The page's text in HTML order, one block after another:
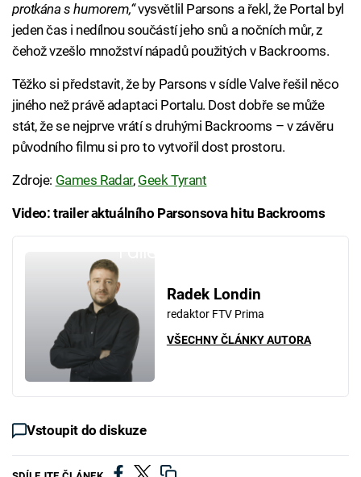
protkána s humorem,“vysvětlil Parsons a řekl, že Portal byl
jeden čas i nedílnou součástí jeho snů a nočních můr, z
čehož vzešlo množství nápadů použitých v Backrooms.
Těžko si představit, že by Parsons v sídle Valve řešil něco
jiného než právě adaptaci Portalu. Dost dobře se může
stát, že se nejprve vrátí s druhými Backrooms – v závěru
původního filmu si pro to vytvořil dost prostoru.
Zdroje: Games Radar, Geek Tyrant
Video: trailer aktuálního Parsonsova hitu Backrooms
Radek Londin
redaktor FTV Prima
VŠECHNY ČLÁNKY AUTORA
Vstoupit do diskuze